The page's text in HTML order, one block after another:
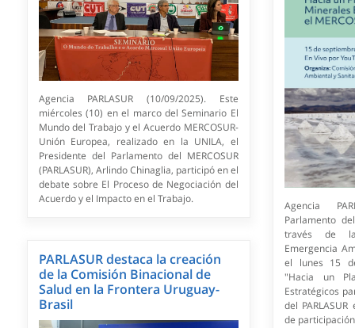
Agencia PARLASUR (10/09/2025). Este
miércoles (10) en el marco del Seminario El
Mundo del Trabajo y el Acuerdo MERCOSUR-
Unión Europea, realizado en la UNILA, el
Presidente del Parlamento del MERCOSUR
(PARLASUR), Arlindo Chinaglia, participó en el
debate sobre El Proceso de Negociación del
Acuerdo y el Impacto en el Trabajo.
Agencia
Parlamento del
través de
Emergencia
el lunes 15
"Hacia un
Estratégicos
del
de
PARLASUR destaca la creación
de la Comisión Binacional de
Salud en la Frontera Uruguay-
Brasil